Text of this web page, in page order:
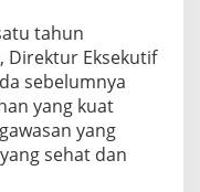
tahun
Direktur Eksekutif
sebelumnya
yang kuat
yang
sehat dan